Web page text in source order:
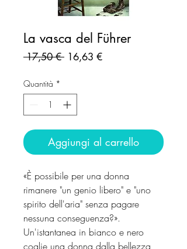
La vasca del Führer
17,50 € Prezzo
16,63 €Prezzo
Quantità *
Aggiungi al carrello
«È possibile per una donna
rimanere "un genio libero" e "uno
spirito dell'aria" senza pagare
nessuna conseguenza?».
Un'istantanea in bianco e nero
coglie una donna dalla bellezza